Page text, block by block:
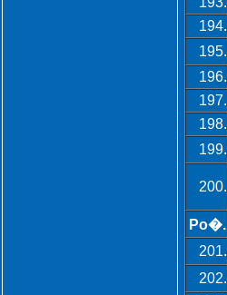
194.
195.
196.
197.
198.
199.
200.
Po�.
201.
202.